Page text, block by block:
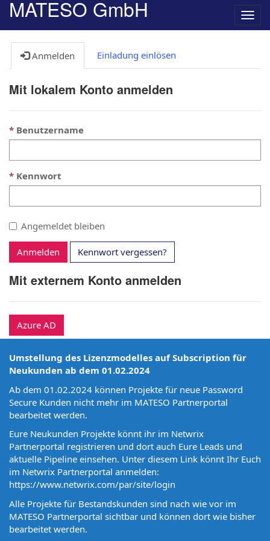
MATESO GmbH
Anmelden Einladung einlösen
Mit lokalem Konto anmelden
Benutzername
Kennwort
Angemeldet bleiben
Anmelden Kennwort vergessen?
Mit externem Konto anmelden
Azure AD
Umstellung des Lizenzmodelles auf Subscription für
Neukunden ab dem 01.02.2024
Ab dem 01.02.2024 können Projekte für neue Password
Secure Kunden nicht mehr im MATESO Partnerportal
bearbeitet werden.
Eure Neukunden Projekte könnt ihr im Netwrix
Partnerportal registrieren und dort auch Eure Leads und
aktuelle Pipeline einsehen. Unter diesem Link könnt Ihr Euch
im Netwrix Partnerportal anmelden:
https://www.netwrix.com/par/site/login
Alle Projekte für Bestandskunden sind nach wie vor im
MATESO Partnerportal sichtbar und können dort wie bisher
bearbeitet werden.